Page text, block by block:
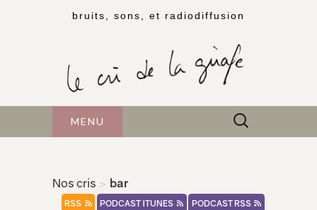
bruits, sons, et radiodiffusion
MENU Rechercher :
Nos cris > bar
PODCAST RSS
PODCAST ITUNES
RSS